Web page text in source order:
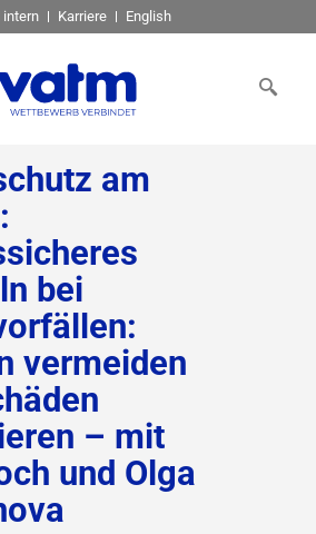
intern Karriere English
am
bei
vermeiden
– mit
und Olga